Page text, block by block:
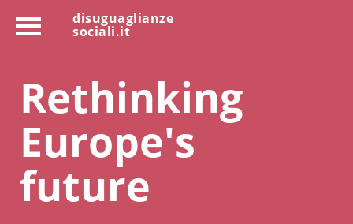
disuguaglianze
sociali.it
Rethinking
Europe's
future